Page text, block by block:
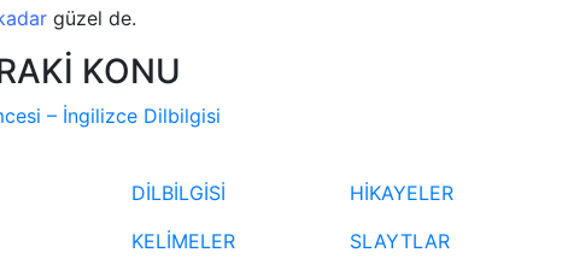
güzel de.
KONU
– İngilizce Dilbilgisi
DİLBİLGİSİ
KELİMELER
HİKAYELER
SLAYTLAR